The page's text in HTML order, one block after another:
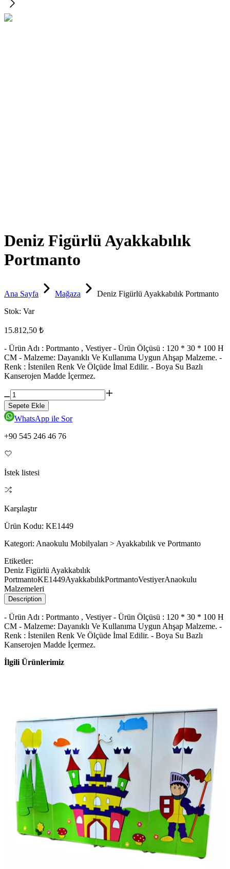
Deniz Figürlü Ayakkabılık
Portmanto
Ana Sayfa Mağaza
Deniz Figürlü Ayakkabılık Portmanto
Stok: Var
15.812,50 ₺
- Ürün Adı : Portmanto , Vestiyer - Ürün Ölçüsü : 120 * 30 * 100 H
CM - Malzeme: Dayanıklı Ve Kullanıma Uygun Ahşap Malzeme. -
Renk : İstenilen Renk Ve Ölçüde İmal Edilir. - Boya Su Bazlı
Kanserojen Madde İçermez.
Sepete Ekle
WhatsApp ile Sor
+90 545 246 46 76
İstek listesi
Karşılaştır
Ürün Kodu: KE1449
Kategori: Anaokulu Mobilyaları > Ayakkabılık ve Portmanto
Etiketler:
Deniz Figürlü Ayakkabılık
PortmantoKE1449AyakkabılıkPortmantoVestiyerAnaokulu
Malzemeleri
Description
- Ürün Adı : Portmanto , Vestiyer - Ürün Ölçüsü : 120 * 30 * 100 H
CM - Malzeme: Dayanıklı Ve Kullanıma Uygun Ahşap Malzeme. -
Renk : İstenilen Renk Ve Ölçüde İmal Edilir. - Boya Su Bazlı
Kanserojen Madde İçermez.
İlgili Ürünlerimiz